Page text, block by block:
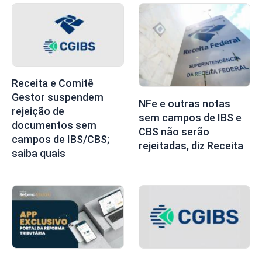
Receita e Comitê
Gestor suspendem
rejeição de
documentos sem
campos de IBS/CBS;
saiba quais
NFe e outras notas
sem campos de IBS e
CBS não serão
rejeitadas, diz Receita